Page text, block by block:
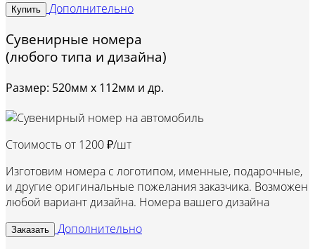
Купить Дополнительно
Сувенирные номера
(любого типа и дизайна)
Размер: 520мм х 112мм и др.
Стоимость от 1200 ₽/шт
Изготовим номера с логотипом, именные, подарочные,
и другие оригинальные пожелания заказчика. Возможен
любой вариант дизайна. Номера вашего дизайна
Заказать Дополнительно